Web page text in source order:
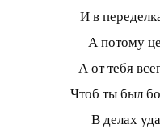
И в
А потому
А от тебя
Чтоб ты был
В делах